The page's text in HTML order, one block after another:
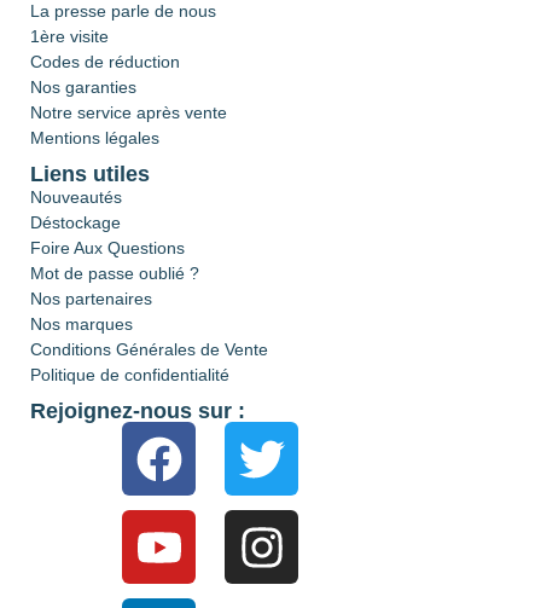
La presse parle de nous
1ère visite
Codes de réduction
Nos garanties
Notre service après vente
Mentions légales
Liens utiles
Nouveautés
Déstockage
Foire Aux Questions
Mot de passe oublié ?
Nos partenaires
Nos marques
Conditions Générales de Vente
Politique de confidentialité
Rejoignez-nous sur :